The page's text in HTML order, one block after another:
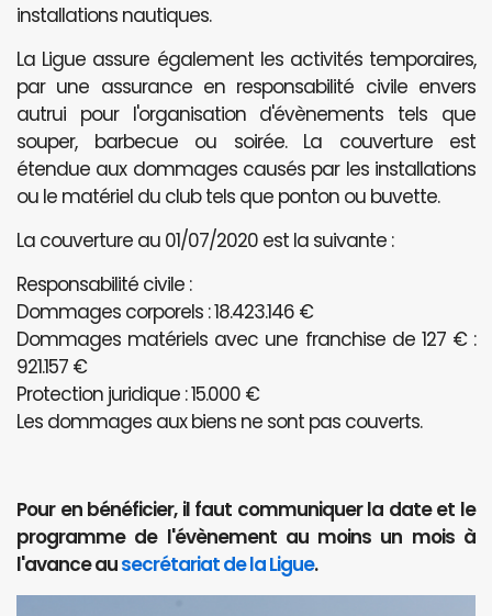
installations nautiques.
La Ligue assure également les activités temporaires,
par une assurance en responsabilité civile envers
autrui pour l'organisation d'évènements tels que
souper, barbecue ou soirée. La couverture est
étendue aux dommages causés par les installations
ou le matériel du club tels que ponton ou buvette.
La couverture au 01/07/2020 est la suivante :
Responsabilité civile :
Dommages corporels : 18.423.146 €
Dommages matériels avec une franchise de 127 € :
921.157 €
Protection juridique : 15.000 €
Les dommages aux biens ne sont pas couverts.
Pour en bénéficier, il faut communiquer la date et le
programme de l'évènement au moins un mois à
l'avance ausecrétariat de la Ligue.